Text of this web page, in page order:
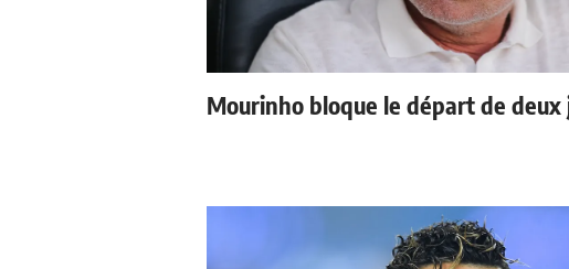
Mourinho bloque le départ de deux